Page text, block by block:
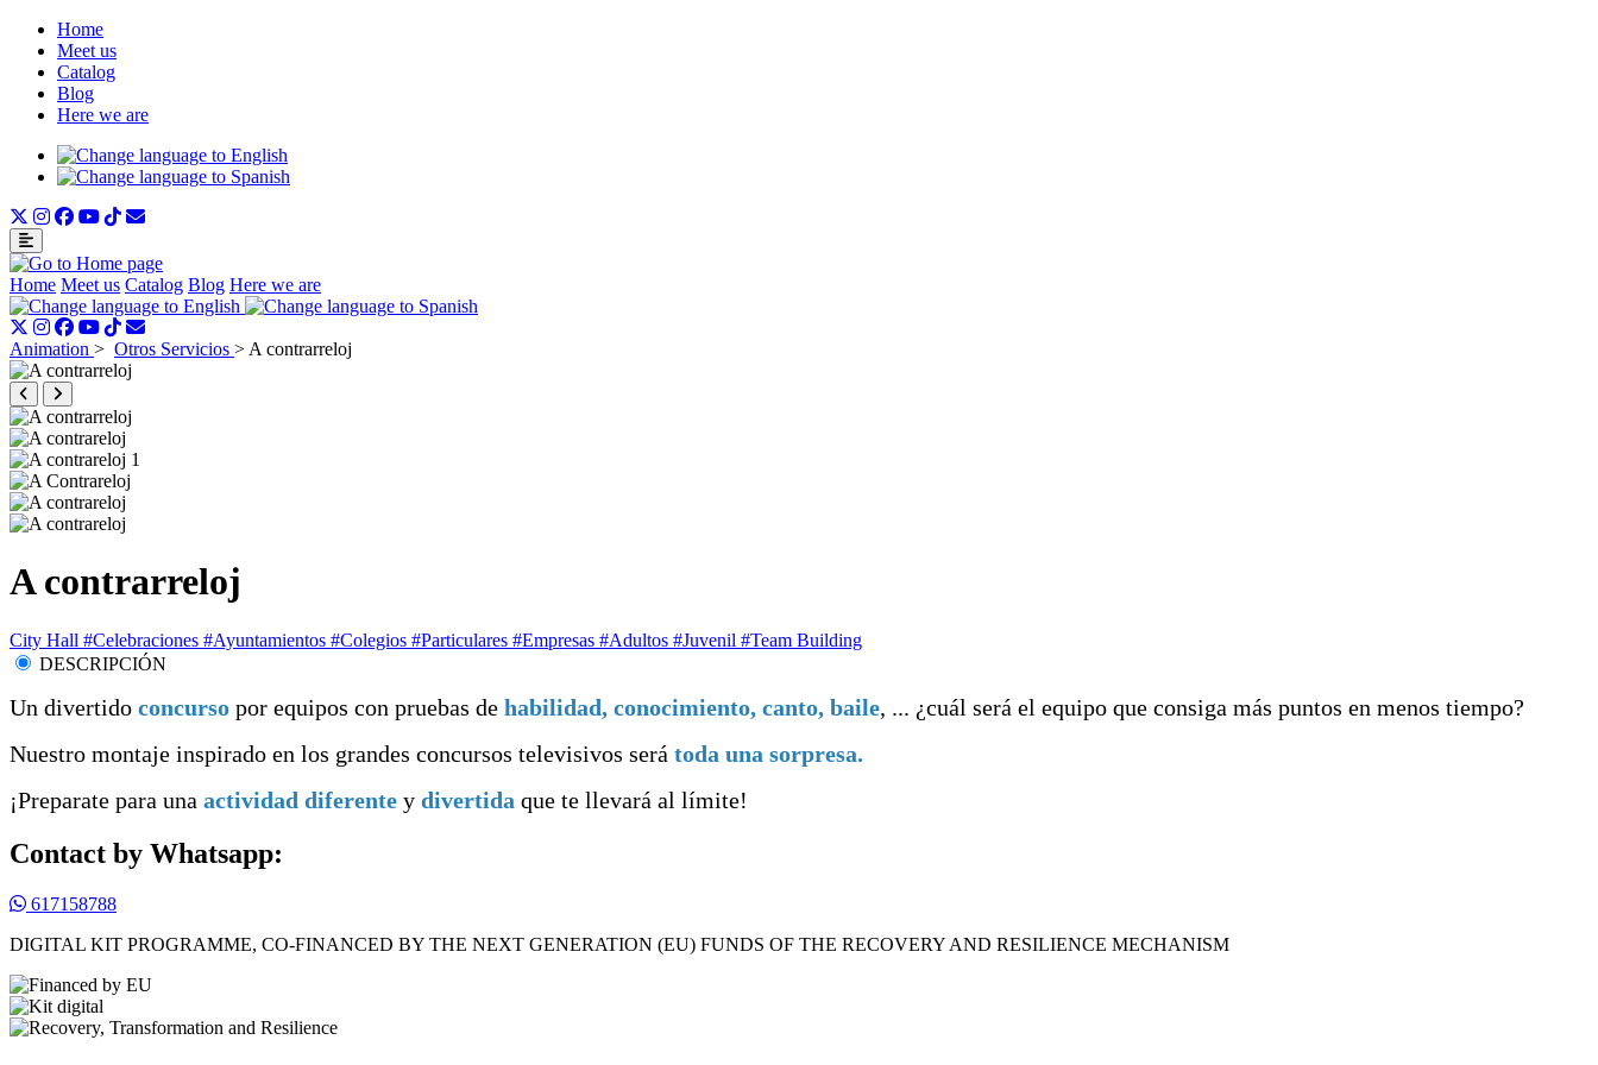
Home
Meet us
Catalog
Blog
Here we are
Home Meet us Catalog Blog Here we are
Animation > Otros Servicios > A contrarreloj
A contrarreloj
City Hall #Celebraciones #Ayuntamientos #Colegios #Particulares #Empresas #Adultos #Juvenil #Team Building
DESCRIPCIÓN
Un divertido concurso por equipos con pruebas de habilidad, conocimiento, canto, baile, ... ¿cuál será el equipo que consiga más puntos en menos tiempo?
Nuestro montaje inspirado en los grandes concursos televisivos será toda una sorpresa.
¡Preparate para una actividad diferente y divertida que te llevará al límite!
Contact by Whatsapp:
617158788
DIGITAL KIT PROGRAMME, CO-FINANCED BY THE NEXT GENERATION (EU) FUNDS OF THE RECOVERY AND RESILIENCE MECHANISM